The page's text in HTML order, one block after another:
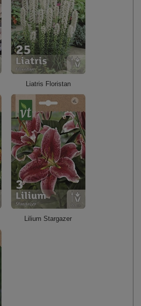
Liatris Floristan
Lilium Stargazer